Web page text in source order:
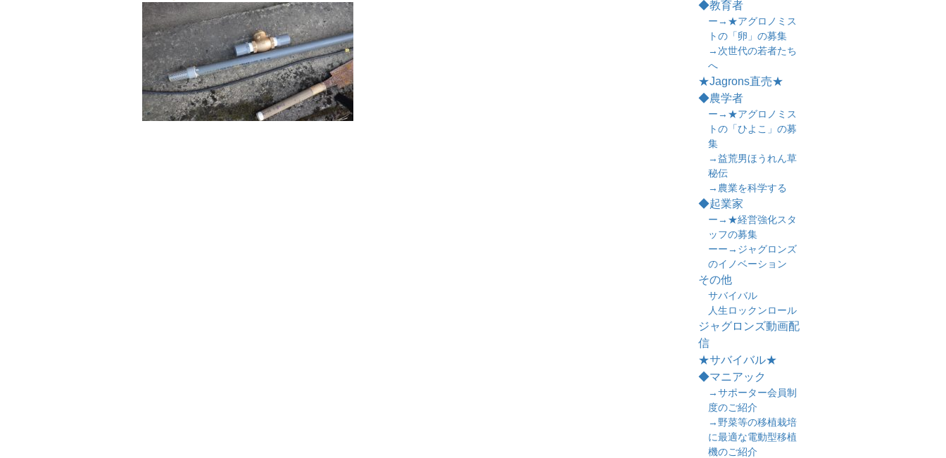
◆教育者
ー→★アグロノミス
トの「卵」の募集
→次世代の若者たち
へ
★Jagrons直売★
◆農学者
ー→★アグロノミス
トの「ひよこ」の募
集
→益荒男ほうれん草
秘伝
→農業を科学する
◆起業家
ー→★経営強化スタ
ッフの募集
ーー→ジャグロンズ
のイノベーション
その他
サバイバル
人生ロックンロール
ジャグロンズ動画配
信
★サバイバル★
◆マニアック
→サポーター会員制
度のご紹介
→野菜等の移植栽培
に最適な電動型移植
機のご紹介